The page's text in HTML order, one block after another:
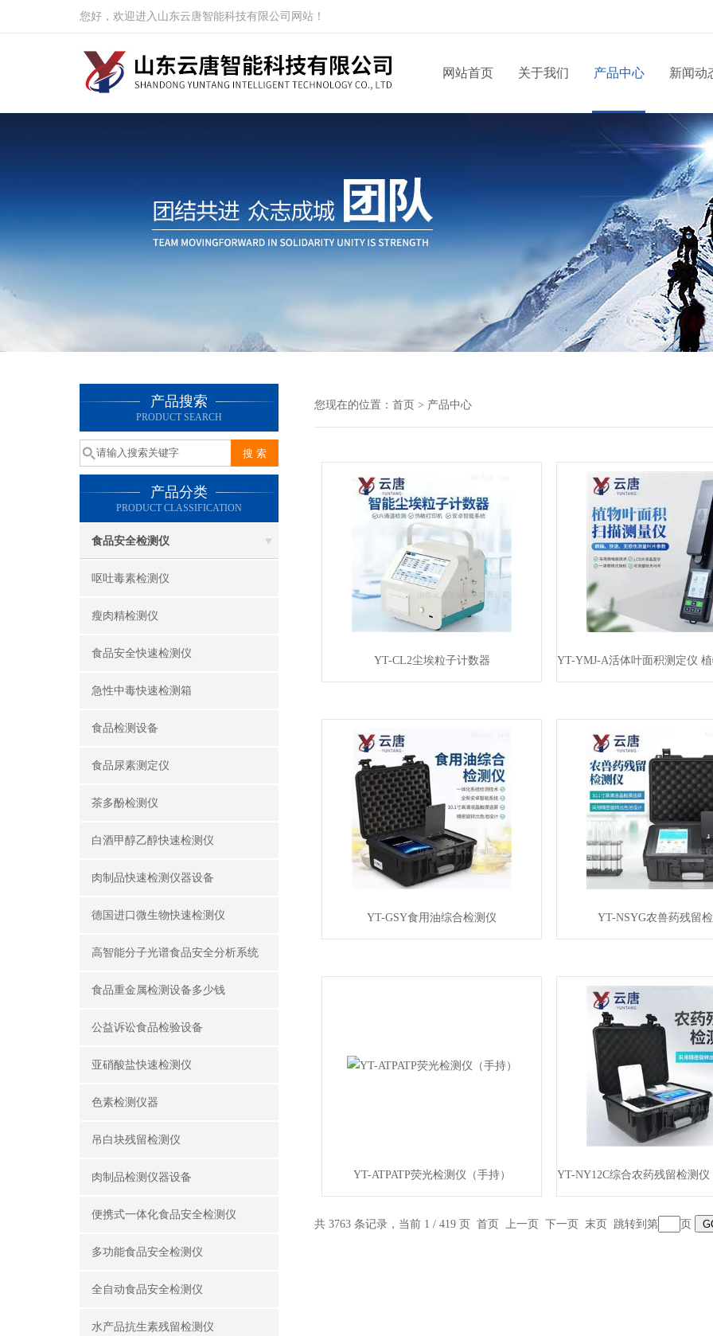
您好，欢迎进入山东云唐智能科技有限公司网站！
网站首页 关于我们 产品中心 新闻动
产品搜索
PRODUCT SEARCH
产品分类
PRODUCT CLASSIFICATION
食品安全检测仪
呕吐毒素检测仪
瘦肉精检测仪
食品安全快速检测仪
急性中毒快速检测箱
食品检测设备
食品尿素测定仪
茶多酚检测仪
白酒甲醇乙醇快速检测仪
肉制品快速检测仪器设备
德国进口微生物快速检测仪
高智能分子光谱食品安全分析系统
食品重金属检测设备多少钱
公益诉讼食品检验设备
亚硝酸盐快速检测仪
色素检测仪器
吊白块残留检测仪
肉制品检测仪器设备
便携式一体化食品安全检测仪
多功能食品安全检测仪
全自动食品安全检测仪
水产品抗生素残留检测仪
您现在的位置： 首页 > 产品中心
YT-CL2尘埃粒子计数器
YT-GSY食用油综合检测仪 YT-NSYG农兽药残留
YT-ATPATP荧光检测仪（手持）
共 3763 条记录，当前 1 / 419 页 首页 上一页 下一页 末页 跳转到第 页